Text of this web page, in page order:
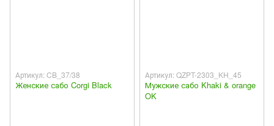
Артикул: CB_37/38
Женские сабо Corgi Black
Артикул: QZPT-2303_KH_45
Мужские сабо Khaki & orange
OK